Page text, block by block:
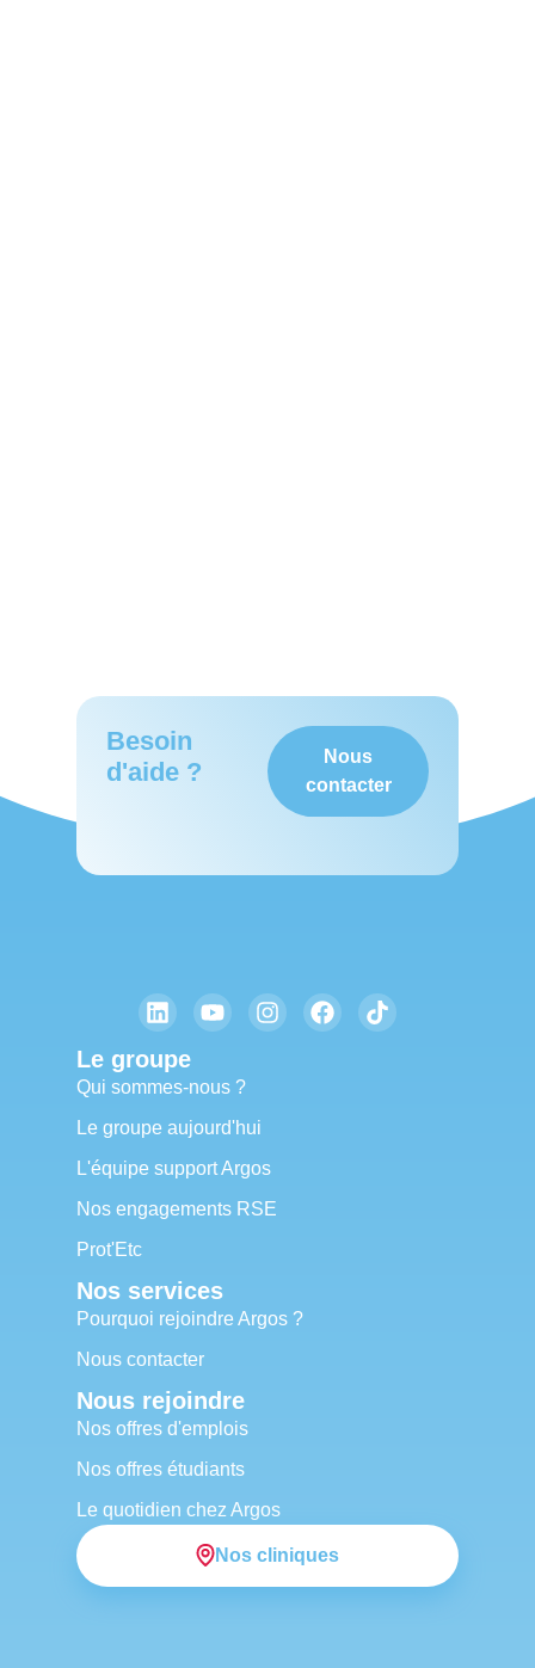
Besoin
d'aide ?
Nous
contacter
Le groupe
Qui sommes-nous ?
Le groupe aujourd'hui
L'équipe support Argos
Nos engagements RSE
Prot'Etc
Nos services
Pourquoi rejoindre Argos ?
Nous contacter
Nous rejoindre
Nos offres d'emplois
Nos offres étudiants
Le quotidien chez Argos
Nos cliniques